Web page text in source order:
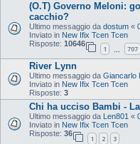
(O.T) Governo Meloni:
cacchio?
Ultimo messaggio da dostum «
Inviato in New Ifix Tcen Tcen
Risposte: 10646
1 707
River Lynn
Ultimo messaggio da Giancarlo
Inviato in New Ifix Tcen Tcen
Risposte: 3
Chi ha ucciso Bambi -
Ultimo messaggio da Len801 «
Inviato in New Ifix Tcen Tcen
Risposte: 36
1 2 3